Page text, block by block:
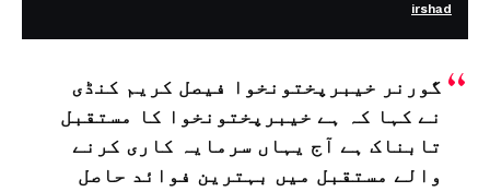
irshad
گورنر خیبرپختونخوا فیصل کریم کنڈی
نے کہا کہ ہے خیبرپختونخوا کا مستقبل
تابناک ہے آج یہاں سرمایہ کاری کرنے
والے مستقبل میں بہترین فوائد حاصل